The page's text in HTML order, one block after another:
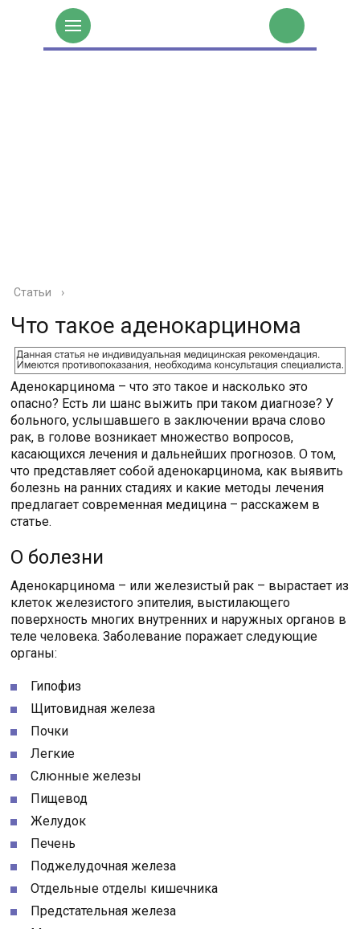
Статьи ›
Что такое аденокарцинома
Аденокарцинома – что это такое и насколько это
опасно? Есть ли шанс выжить при таком диагнозе? У
больного, услышавшего в заключении врача слово
рак, в голове возникает множество вопросов,
касающихся лечения и дальнейших прогнозов. О том,
что представляет собой аденокарцинома, как выявить
болезнь на ранних стадиях и какие методы лечения
предлагает современная медицина – расскажем в
статье.
О болезни
Аденокарцинома – или железистый рак – вырастает из
клеток железистого эпителия, выстилающего
поверхность многих внутренних и наружных органов в
теле человека. Заболевание поражает следующие
органы:
Гипофиз
Щитовидная железа
Почки
Легкие
Слюнные железы
Пищевод
Желудок
Печень
Поджелудочная железа
Отдельные отделы кишечника
Предстательная железа